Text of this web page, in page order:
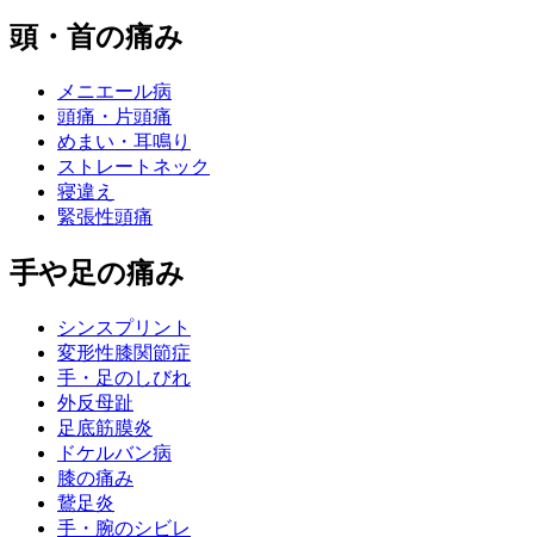
頭・首の痛み
メニエール病
頭痛・片頭痛
めまい・耳鳴り
ストレートネック
寝違え
緊張性頭痛
手や足の痛み
シンスプリント
変形性膝関節症
手・足のしびれ
外反母趾
足底筋膜炎
ドケルバン病
膝の痛み
鵞足炎
手・腕のシビレ